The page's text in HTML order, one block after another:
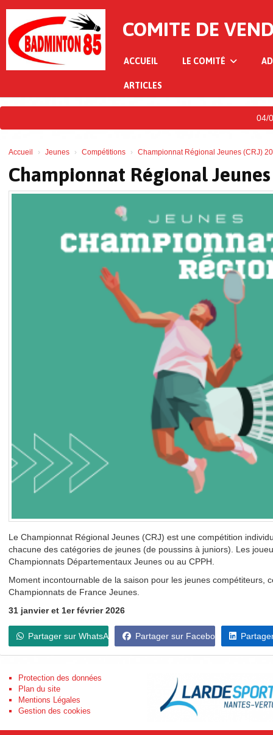
COMITE DE
ACCUEIL LE COMITÉ
ARTICLES
04/07/
Accueil Jeunes Compétitions Championnat Régional Jeunes (CRJ)
Championnat Régional Jeunes
Le Championnat Régional Jeunes (CRJ) est une compétition
chacune des catégories de jeunes (de poussins à juniors). Les
Championnats Départementaux Jeunes ou au CPPH.
Moment incontournable de la saison pour les jeunes compétiteurs,
Championnats de France Jeunes.
31 janvier et 1er février 2026
Partager sur WhatsApp Partager sur Facebook
Protection des données
Plan du site
Mentions Légales
Gestion des cookies
Facebook